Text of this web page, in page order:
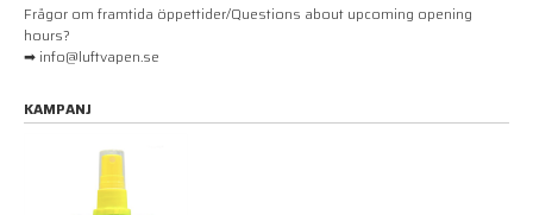
Frågor om framtida öppettider/Questions about upcoming opening
hours?
➡ info@luftvapen.se
KAMPANJ